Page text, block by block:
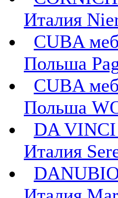
Италия
CUBA
Польша
CUBA
Польша
DA VINCI
Италия